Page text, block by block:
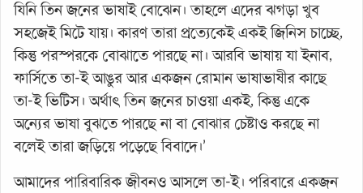
যিনি তিন জনের ভাষাই বোঝেন। তাহলে এদের ঝগড়া খুব
সহজেই মিটে যায়। কারণ তারা প্রত্যেকেই একই জিনিস চাচ্ছে,
কিন্তু পরস্পরকে বোঝাতে পারছে না। আরবি ভাষায় যা ইনাব,
ফার্সিতে তা-ই আঙুর আর একজন রোমান ভাষাভাষীর কাছে
তা-ই ভিটিস। অর্থাৎ তিন জনের চাওয়া একই, কিন্তু একে
অন্যের ভাষা বুঝতে পারছে না বা বোঝার চেষ্টাও করছে না
বলেই তারা জড়িয়ে পড়েছে বিবাদে।’
আমাদের পারিবারিক জীবনও আসলে তা-ই। পরিবারে একজন